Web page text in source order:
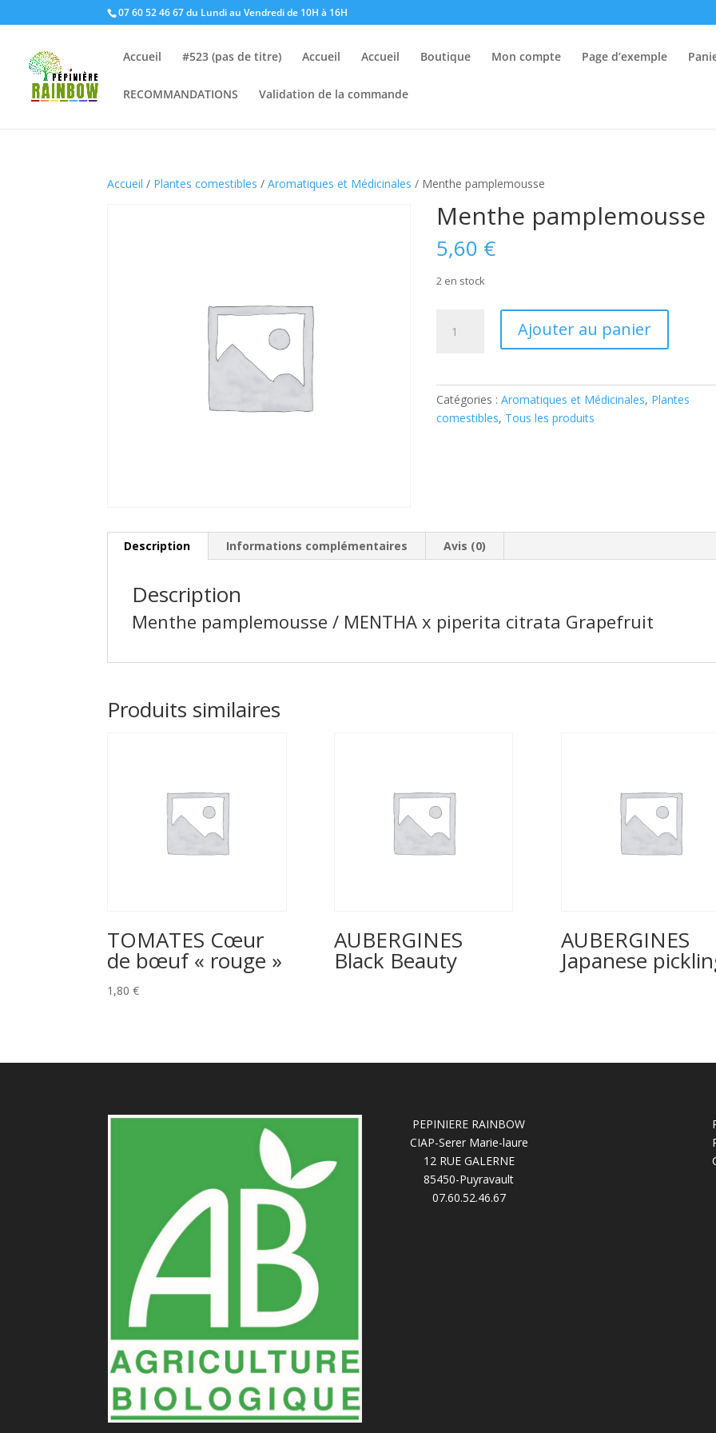
07 60 52 46 67 du Lundi au Vendredi de 10H à 16H
Accueil #523 (pas de titre) Accueil Accueil Boutique Mon compte Page d’exemple
RECOMMANDATIONS Validation de la commande
Accueil / Plantes comestibles /Aromatiques et Médicinales / Menthe pamplemousse
Menthe pamplemousse
5,60 €
2 en stock
Ajouter au panier
Catégories :Aromatiques et Médicinales, Plantes
comestibles, Tous les produits
Description Informations complémentaires Avis (0)
Description
Menthe pamplemousse / MENTHA x piperita citrata Grapefruit
Produits similaires
TOMATES Cœur
de bœuf « rouge »
1,80€
AUBERGINES
Black Beauty
AUBERGINES
Japanese
PEPINIERE RAINBOW
CIAP-Serer Marie-laure
12 RUE GALERNE
85450-Puyravault
07.60.52.46.67